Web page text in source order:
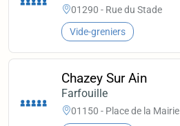
01290 - Rue du Stade
Vide-greniers
Chazey Sur Ain
Farfouille
01150 - Place de la Mairie